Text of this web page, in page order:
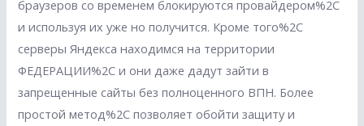
браузеров со временем блокируются провайдером%2C
и используя их уже но получится. Кроме того%2C
серверы Яндекса находимся на территории
ФЕДЕРАЦИИ%2C и они даже дадут зайти в
запрещенные сайты без полноценного ВПН. Более
простой метод%2C позволяет обойти защиту и